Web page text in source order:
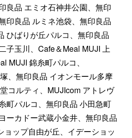
良品 エミオ石神井公園、無印
印良品 ルミネ池袋、無印良品
ひばりが丘パルコ、無印良品
子玉川、Cafe＆Meal MUJI 上
MUJI 錦糸町パルコ、
、無印良品 イオンモール多摩
コルティ、MUJIcom アトレヴ
町パルコ、無印良品 小田急町
ーカドー武蔵小金井、無印良品
ョップ自由が丘、イデーショッ